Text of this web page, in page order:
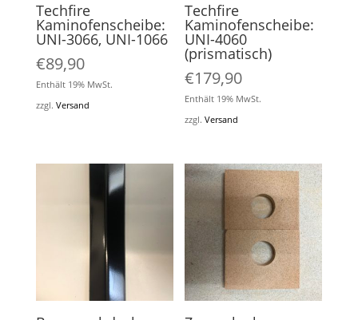
Techfire
Kaminofenscheibe:
UNI-3066, UNI-1066
€89,90
Enthält 19% MwSt.
zzgl. Versand
Techfire
Kaminofenscheibe:
UNI-4060
(prismatisch)
€179,90
Enthält 19% MwSt.
zzgl.Versand